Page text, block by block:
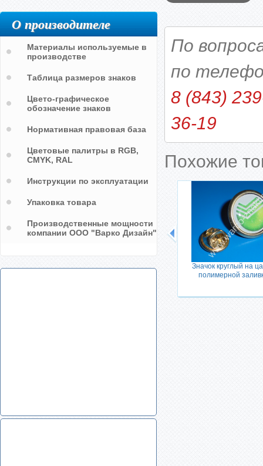
По
по
8 (843)
36-19
Похожие
Значок круглый на
полимерной
О производителе
Материалы используемые в
производстве
Таблица размеров знаков
Цвето-графическое
обозначение знаков
Нормативная правовая база
Цветовые палитры в RGB,
CMYK, RAL
Инструкции по эксплуатации
Упаковка товара
Производственные мощности
компании ООО "Варко Дизайн"